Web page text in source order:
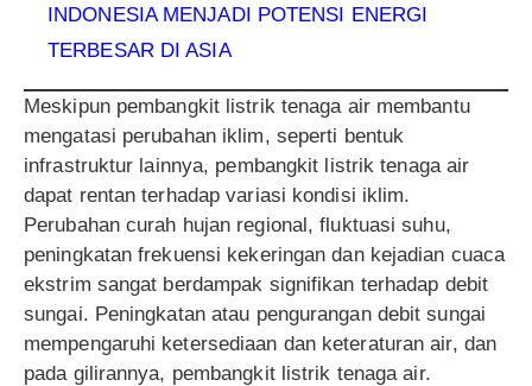
INDONESIA MENJADI POTENSI ENERGI
TERBESAR DI ASIA
Meskipun pembangkit listrik tenaga air membantu
mengatasi perubahan iklim, seperti bentuk
infrastruktur lainnya, pembangkit listrik tenaga air
dapat rentan terhadap variasi kondisi iklim.
Perubahan curah hujan regional, fluktuasi suhu,
peningkatan frekuensi kekeringan dan kejadian cuaca
ekstrim sangat berdampak signifikan terhadap debit
sungai. Peningkatan atau pengurangan debit sungai
mempengaruhi ketersediaan dan keteraturan air, dan
pada gilirannya, pembangkit listrik tenaga air.